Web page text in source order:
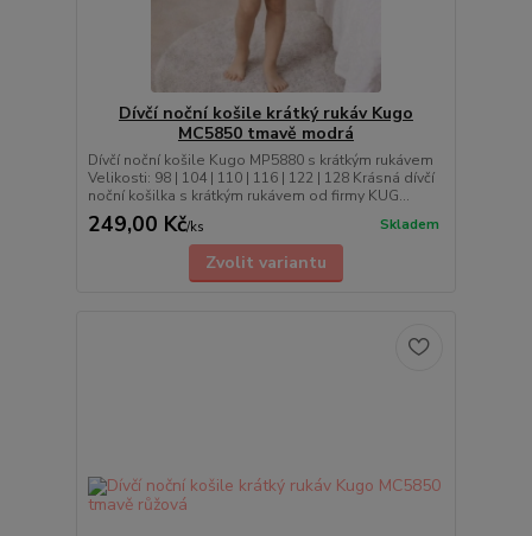
Dívčí noční košile krátký rukáv Kugo
MC5850 tmavě modrá
Dívčí noční košile Kugo MP5880 s krátkým rukávem
Velikosti: 98 | 104 | 110 | 116 | 122 | 128 Krásná dívčí
noční košilka s krátkým rukávem od firmy KUG...
249,00 Kč/ks Skladem
Zvolit variantu